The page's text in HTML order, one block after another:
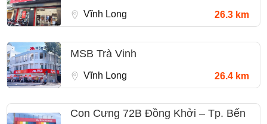
Vĩnh Long 26.3 km
MSB Trà Vinh
Vĩnh Long 26.4 km
Con Cưng 72B Đồng Khởi – Tp. Bến